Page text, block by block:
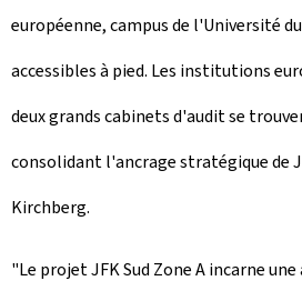
européenne, campus de l'Université
accessibles à pied. Les institutions
deux grands cabinets d'audit se
consolidant l'ancrage stratégique de
Kirchberg.
"Le projet JFK Sud Zone A incarne